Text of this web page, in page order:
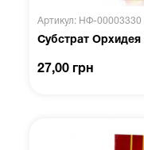
Артикул: НФ-00003330
Субстрат
27,00 грн